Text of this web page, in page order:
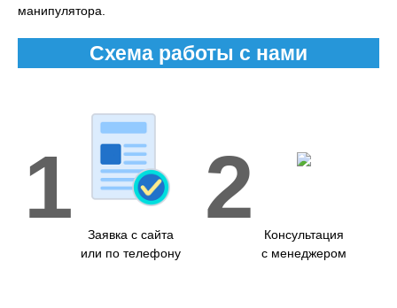
манипулятора.
Схема работы с нами
1
Заявка с сайта
или по телефону
2
Консультация
с менеджером